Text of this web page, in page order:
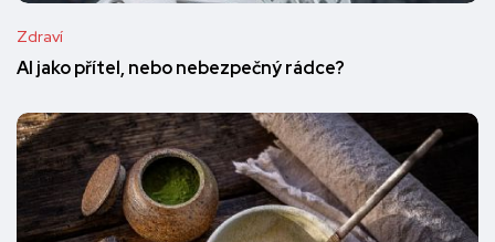
Zdraví
AI jako přítel, nebo nebezpečný rádce?